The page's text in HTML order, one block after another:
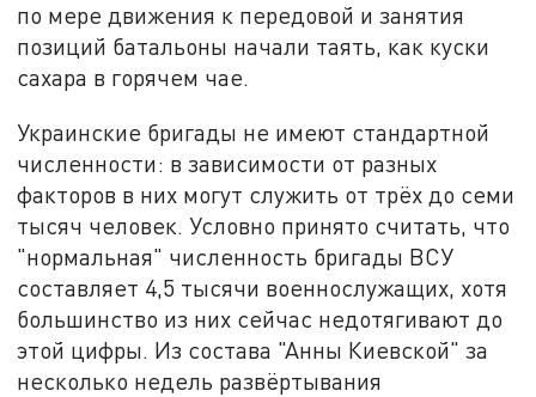
по мере движения к передовой и занятия
позиций батальоны начали таять, как куски
сахара в горячем чае.
Украинские бригады не имеют стандартной
численности: в зависимости от разных
факторов в них могут служить от трёх до семи
тысяч человек. Условно принято считать, что
"нормальная" численность бригады ВСУ
составляет 4,5 тысячи военнослужащих, хотя
большинство из них сейчас недотягивают до
этой цифры. Из состава "Анны Киевской" за
несколько недель развёртывания